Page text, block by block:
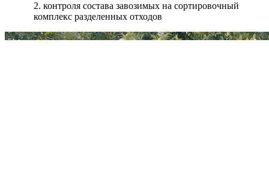
2. контроля состава завозимых на сортировочный
комплекс разделенных отходов